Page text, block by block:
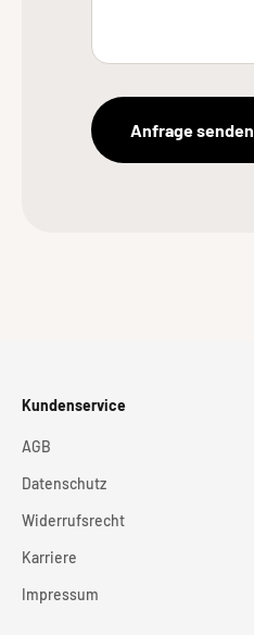
Anfrage senden
Kundenservice
AGB
Datenschutz
Widerrufsrecht
Karriere
Impressum